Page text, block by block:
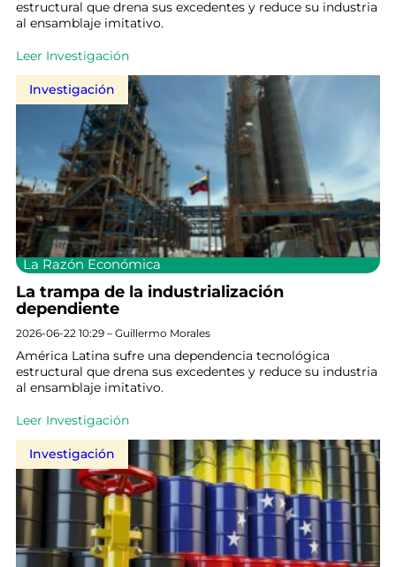
estructural que drena sus excedentes y reduce su industria
al ensamblaje imitativo.
Leer Investigación
Investigación
La Razón Económica
La trampa de la industrialización
dependiente
2026-06-22 10:29 – Guillermo Morales
América Latina sufre una dependencia tecnológica
estructural que drena sus excedentes y reduce su industria
al ensamblaje imitativo.
Leer Investigación
Investigación